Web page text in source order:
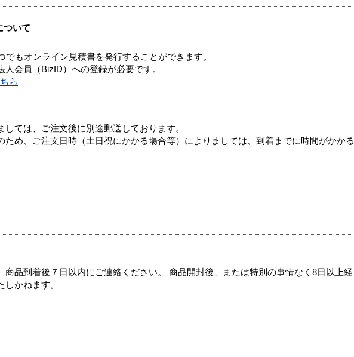
ついて
もオンライン見積書を発行することができます。
会員（BizID）への登録が必要です。
ら
ては、ご注文後に別途郵送しております。
ため、ご注文日時（土日祝にかかる場合等）によりましては、到着までに時間がかかる
商品到着後７日以内にご連絡ください。 商品開封後、または特別の事情なく8日以上経
かねます。